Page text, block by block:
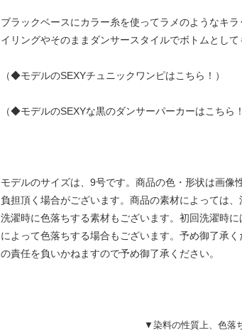
ブラックベースにカラー糸を使ってラメのようなキ
イリングやそのままダンサースタイルでボトムとして
（◆モデルのSEXYチュニックワンピはこちら！）
（◆モデルのSEXYな黒のダンサーパーカーはこちら！
モデルのサイズは、9号です。商品の色・形状は画
負担頂く場合がございます。商品の素材によっては
洗濯時に色落ちする素材もございます。初回洗濯時
によって色落ちする場合もございます。予め御了承
の責任を負いかねますので予め御了承ください。
▼染料の性質上、色落